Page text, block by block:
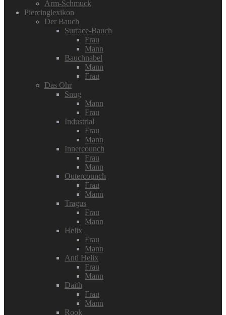
Arm-Schmuck
Piercinglexikon
Der Bauch
Surface-Bauch
Frau
Mann
Bauchnabel
Mann
Frau
Das Ohr
Snug
Mann
Frau
Industrial
Frau
Mann
Innercounch
Frau
Mann
Outercounch
Frau
Mann
Tragus
Frau
Mann
Helix
Frau
Mann
Anti Helix
Frau
Mann
Daith
Frau
Mann
Rook